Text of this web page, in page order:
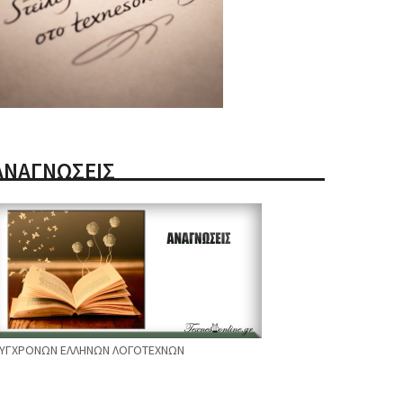
ΕΛΛΗΝΩΝ ΛΟΓΟΤΕΧΝΩΝ